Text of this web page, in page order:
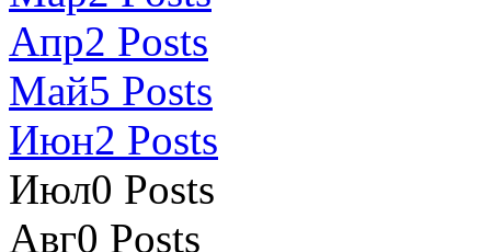
Апр2 Posts
Май5 Posts
Июн2 Posts
Июл0 Posts
Авг0 Posts